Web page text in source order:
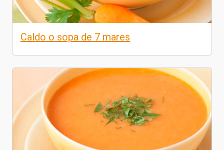
Caldo o sopa de 7 mares